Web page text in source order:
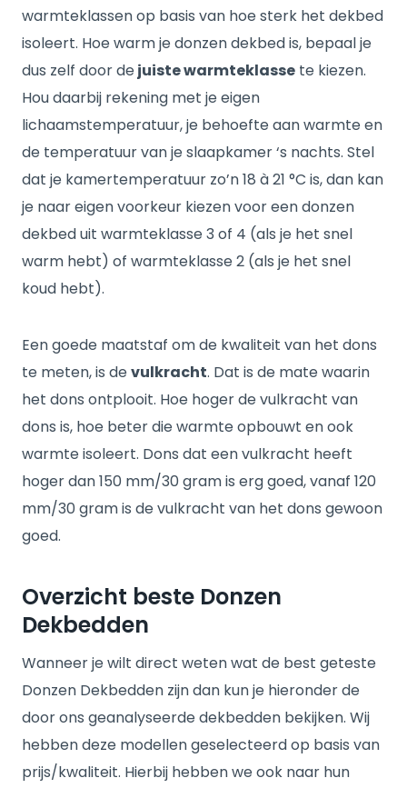
warmteklassen op basis van hoe sterk het dekbed
isoleert. Hoe warm je donzen dekbed is, bepaal je
dus zelf door dejuiste warmteklasse te kiezen.
Hou daarbij rekening met je eigen
lichaamstemperatuur, je behoefte aan warmte en
de temperatuur van je slaapkamer ‘s nachts. Stel
dat je kamertemperatuur zo’n 18 à 21 °C is, dan kan
je naar eigen voorkeur kiezen voor een donzen
dekbed uit warmteklasse 3 of 4 (als je het snel
warm hebt) of warmteklasse 2 (als je het snel
koud hebt).
Een goede maatstaf om de kwaliteit van het dons
te meten, is devulkracht. Dat is de mate waarin
het dons ontplooit. Hoe hoger de vulkracht van
dons is, hoe beter die warmte opbouwt en ook
warmte isoleert. Dons dat een vulkracht heeft
hoger dan 150 mm/30 gram is erg goed, vanaf 120
mm/30 gram is de vulkracht van het dons gewoon
goed.
Overzicht beste Donzen
Dekbedden
Wanneer je wilt direct weten wat de best geteste
Donzen Dekbedden zijn dan kun je hieronder de
door ons geanalyseerde dekbedden bekijken. Wij
hebben deze modellen geselecteerd op basis van
prijs/kwaliteit. Hierbij hebben we ook naar hun